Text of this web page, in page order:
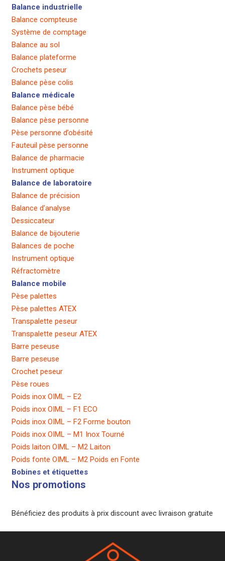
Balance industrielle
Balance compteuse
Système de comptage
Balance au sol
Balance plateforme
Crochets peseur
Balance pèse colis
Balance médicale
Balance pèse bébé
Balance pèse personne
Pèse personne d’obésité
Fauteuil pèse personne
Balance de pharmacie
Instrument optique
Balance de laboratoire
Balance de précision
Balance d’analyse
Dessiccateur
Balance de bijouterie
Balances de poche
Instrument optique
Réfractomètre
Balance mobile
Pèse palettes
Pèse palettes ATEX
Transpalette peseur
Transpalette peseur ATEX
Barre peseuse
Barre peseuse
Crochet peseur
Pèse roues
Poids inox OIML – E2
Poids inox OIML – F1 ECO
Poids inox OIML – F2 Forme bouton
Poids inox OIML – M1 Inox Tourné
Poids laiton OIML – M2 Laiton
Poids fonte OIML – M2 Poids en Fonte
Bobines et étiquettes
Nos promotions
Bénéficiez des produits à prix discount avec livraison gratuite